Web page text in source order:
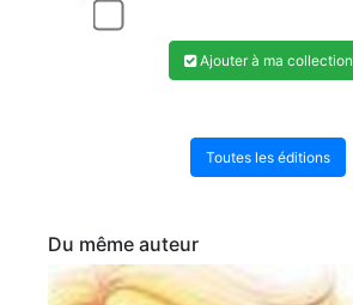
Ajouter à ma collection
Toutes les éditions
Du même auteur